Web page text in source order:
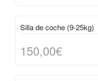
Silla de coche (9-25kg)
150,00€